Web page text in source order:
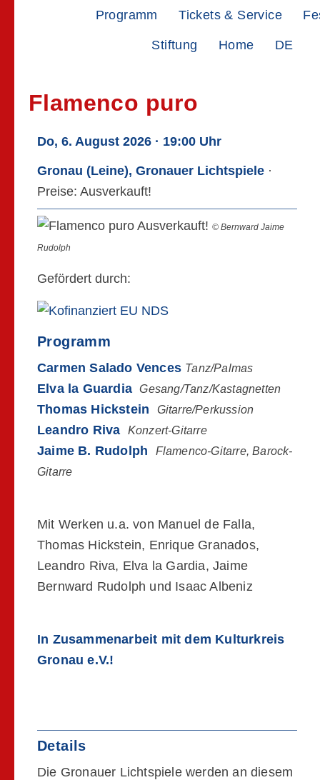
Programm Tickets & Service
Stiftung Home DE
Flamenco puro
Do, 6. August 2026 · 19:00 Uhr
Gronau (Leine), Gronauer Lichtspiele ·
Preise: Ausverkauft!
© Bernward Jaime
Rudolph
Gefördert durch:
Programm
Carmen Salado Vences Tanz/Palmas
Elva la Guardia Gesang/Tanz/Kastagnetten
Thomas Hickstein Gitarre/Perkussion
Leandro Riva Konzert-Gitarre
Jaime B. Rudolph
Flamenco-Gitarre, Barock-
Gitarre
Mit Werken u.a. von Manuel de Falla,
Thomas Hickstein, Enrique Granados,
Leandro Riva, Elva la Gardia, Jaime
Bernward Rudolph und Isaac Albeniz
In Zusammenarbeit mitdem Kulturkreis
Gronau e.V.!
Details
Die Gronauer Lichtspiele werden an diesem